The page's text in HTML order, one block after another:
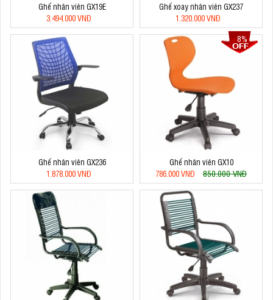
Ghế nhân viên GX19E
3.494.000 VNĐ
Ghế xoay nhân viên GX237
1.320.000 VNĐ
Ghế nhân viên GX236
1.878.000 VNĐ
8%
Ghế nhân viên GX10
786.000 VNĐ
850.000 VNĐ